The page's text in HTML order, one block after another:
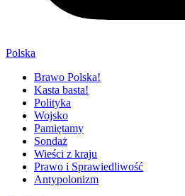
Polska
Brawo Polska!
Kasta basta!
Polityka
Wojsko
Pamiętamy
Sondaż
Wieści z kraju
Prawo i Sprawiedliwość
Antypolonizm